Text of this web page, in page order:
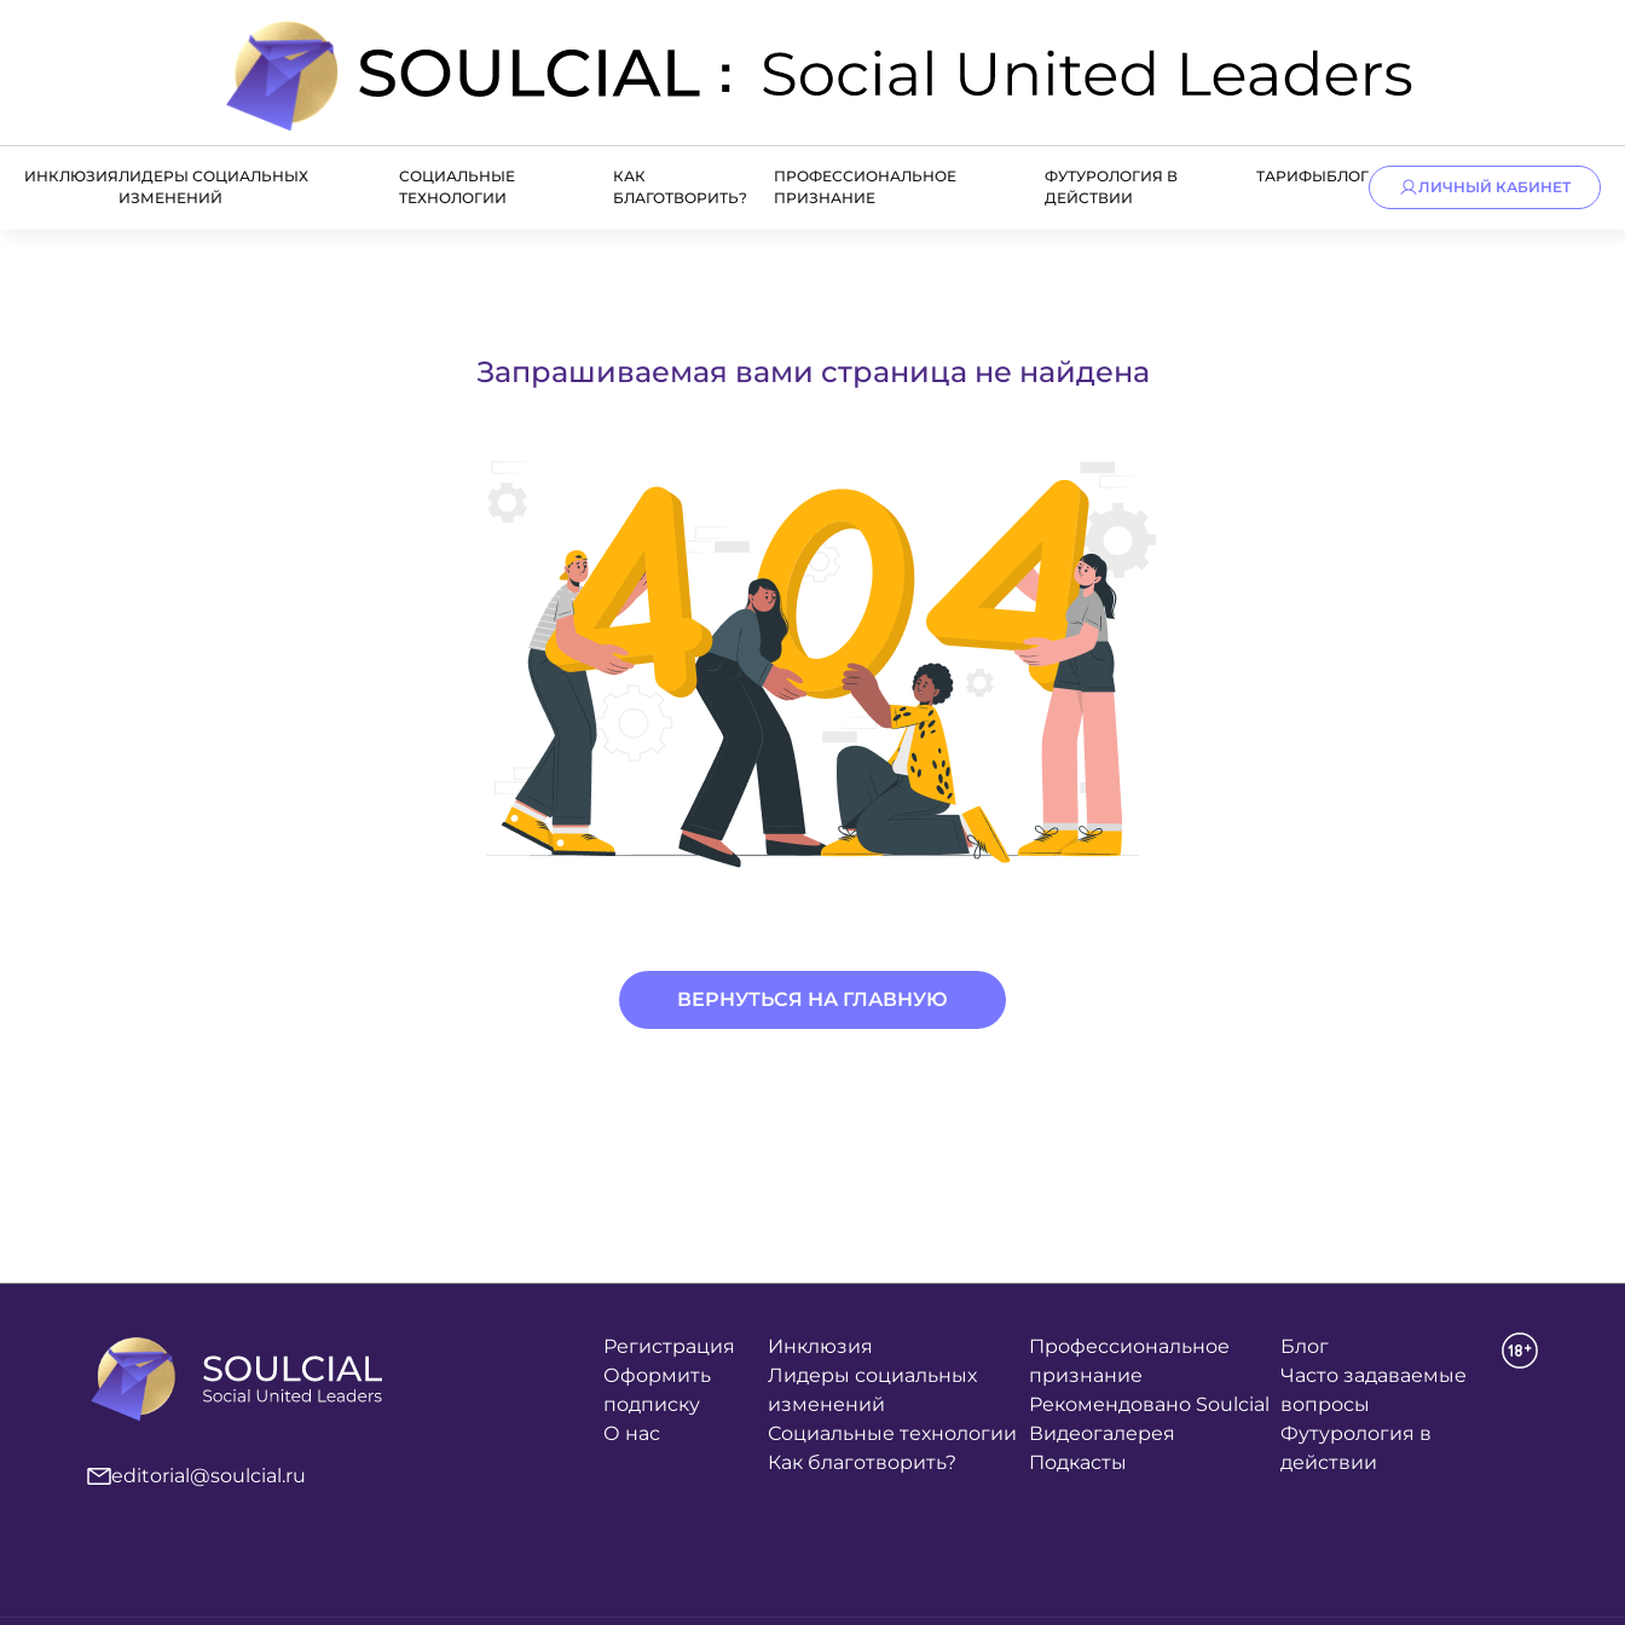
ИНКЛЮЗИЯЛИДЕРЫ СОЦИАЛЬНЫХ
ИЗМЕНЕНИЙ
СОЦИАЛЬНЫЕ
ТЕХНОЛОГИИ
КАК
БЛАГОТВОРИТЬ?
ПРОФЕССИОНАЛЬНОЕ
ПРИЗНАНИЕ
ФУТУРОЛОГИЯ В
ДЕЙСТВИИ
ТАРИФЫБЛОГ
ЛИЧНЫЙ КАБИНЕТ
Запрашиваемая вами страница не найдена
ВЕРНУТЬСЯ НА ГЛАВНУЮ
editorial@soulcial.ru
Регистрация
Оформить
подписку
О нас
Инклюзия
Лидеры социальных
изменений
Социальные технологии
Как благотворить?
Профессиональное
признание
Рекомендовано Soulcial
Видеогалерея
Подкасты
Блог
Часто задаваемые
вопросы
Футурология в
действии